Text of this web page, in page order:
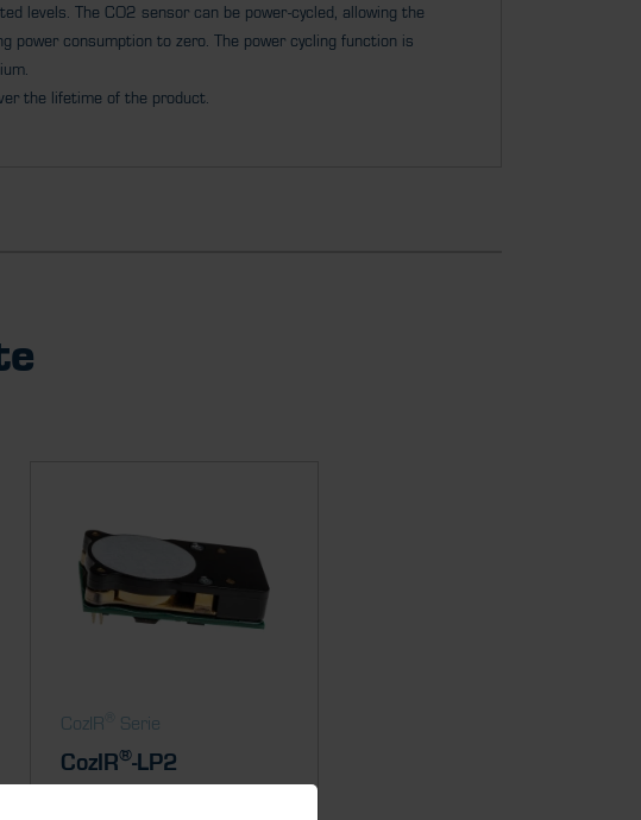
levels. The CO2 sensor can be power-cycled, allowing the
power consumption to zero. The power cycling function is
the lifetime of the product.
CozIR Serie
CozIR®-LP2